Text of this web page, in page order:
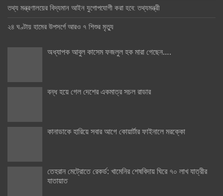
তথ্য মন্ত্রণালয়ের বিদ্যমান আইন যুগোপযোগী করা হবে: তথ্যমন্ত্রী
২৪ ঘণ্টায় হামের উপসর্গে আরও ৭ শিশুর মৃত্যু
অধ্যাপক আবুল কাসেম ফজলুল হক মারা গেছেন….
বন্ধ হয়ে গেল দেশের একমাত্র সচল রাডার
কানাডাকে হারিয়ে সবার আগে কোয়ার্টার ফাইনালে মরক্কো
তেহরান মেট্রোতে রেকর্ড: খামেনির শেষবিদায় ঘিরে ৭০ লাখ যাত্রীর
যাতায়াত